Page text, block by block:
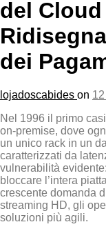
del
dei
lojadoscabides on
Nel 1996 il primo
on‑premise, dove
un unico rack in un
caratterizzati da
vulnerabilità
bloccare l’intera
crescente domanda
streaming HD, gli
soluzioni più agili.